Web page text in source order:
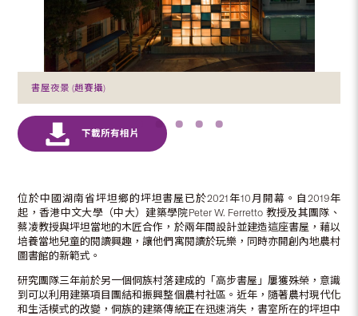
書屋夜景 (趙賽攝)
位於中國湖南省坪坦鄉的坪坦書屋已於2021年10月開幕。自2019年
起，香港中文大學（中大）建築學院Peter W. Ferretto 教授及其團隊、
蔡凌教授與坪坦當地的木匠合作，於兩年間設計並建造這座書屋，藉以
培養當地兒童的閱讀興趣，讓他們寓閱讀於玩樂，同時亦開創內地農村
圖書館的新範式。
研究團隊三年前於另一個侗族村落建成的「高步書屋」屢獲殊榮，意識
到可以利用建築項目團結和振興整個農村社區。近年，隨著農村現代化
和生活模式的改變，侗族的建築傳統正在迅速消失，書室所在的坪坦中